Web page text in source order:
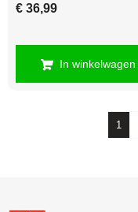
€ 36,99
In winkelwagen
1